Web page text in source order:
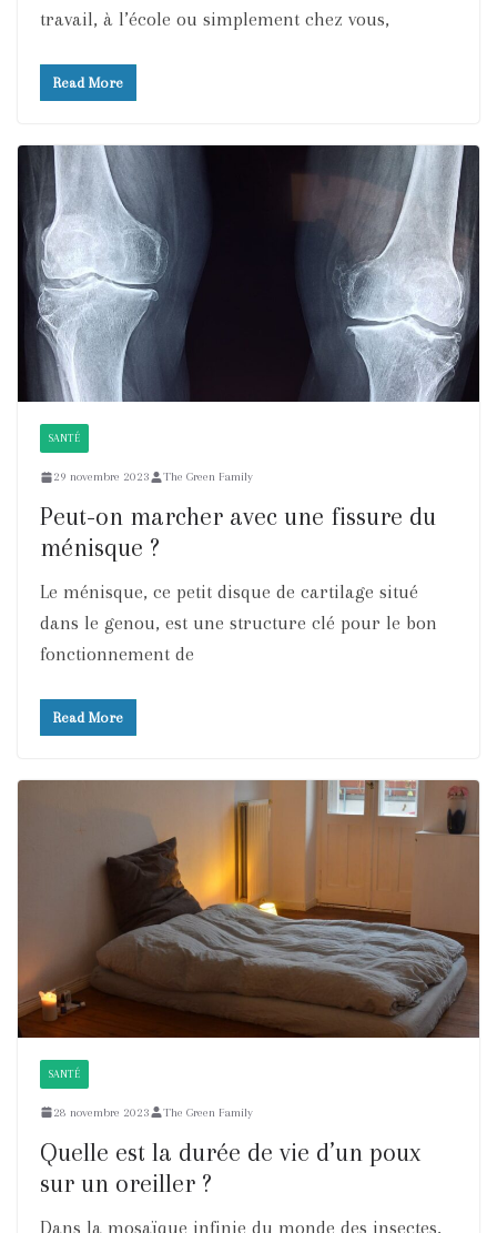
travail, à l’école ou simplement chez vous,
Read More
SANTÉ
29 novembre 2023 The Green Family
Peut-on marcher avec une fissure du
ménisque ?
Le ménisque, ce petit disque de cartilage situé
dans le genou, est une structure clé pour le bon
fonctionnement de
Read More
SANTÉ
28 novembre 2023 The Green Family
Quelle est la durée de vie d’un poux
sur un oreiller ?
Dans la mosaïque infinie du monde des insectes,